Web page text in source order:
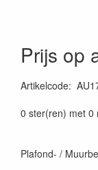
Prijs op
Artikelcode:
0 ster(ren) met 0
Plafond- /